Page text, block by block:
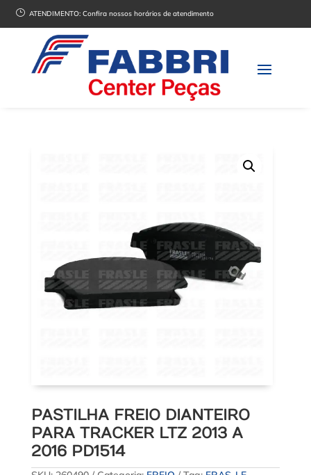
} ATENDIMENTO:Confira nossos horários de atendimento
PASTILHA FREIO DIANTEIRO
PARA TRACKER LTZ 2013 A
2016 PD1514